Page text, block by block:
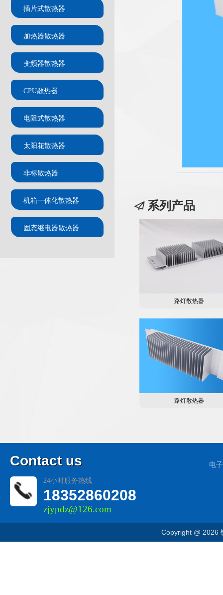
插片式散热器
加热器散热器
变频器散热器
CPU散热器
电阻式散热器
太阳花散热器
非标散热器
机箱一体化散热器
固态继电器散热器
系列产品
路灯散热器
路灯散热器
Contact us
24小时服务热线
18352860208
zjypdz@126.com
电
Copyright @ 2026